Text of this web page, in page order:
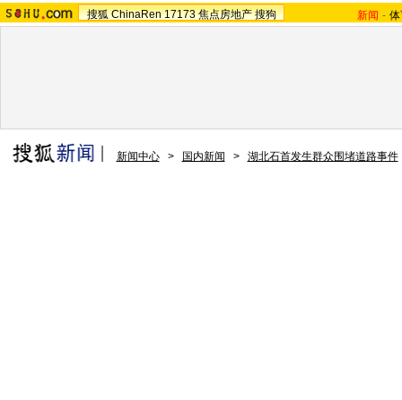
搜狐 ChinaRen 17173 焦点房地产 搜狗 新闻 -
新闻中心 > 国内新闻 > 湖北石首发生群众围堵道路事件